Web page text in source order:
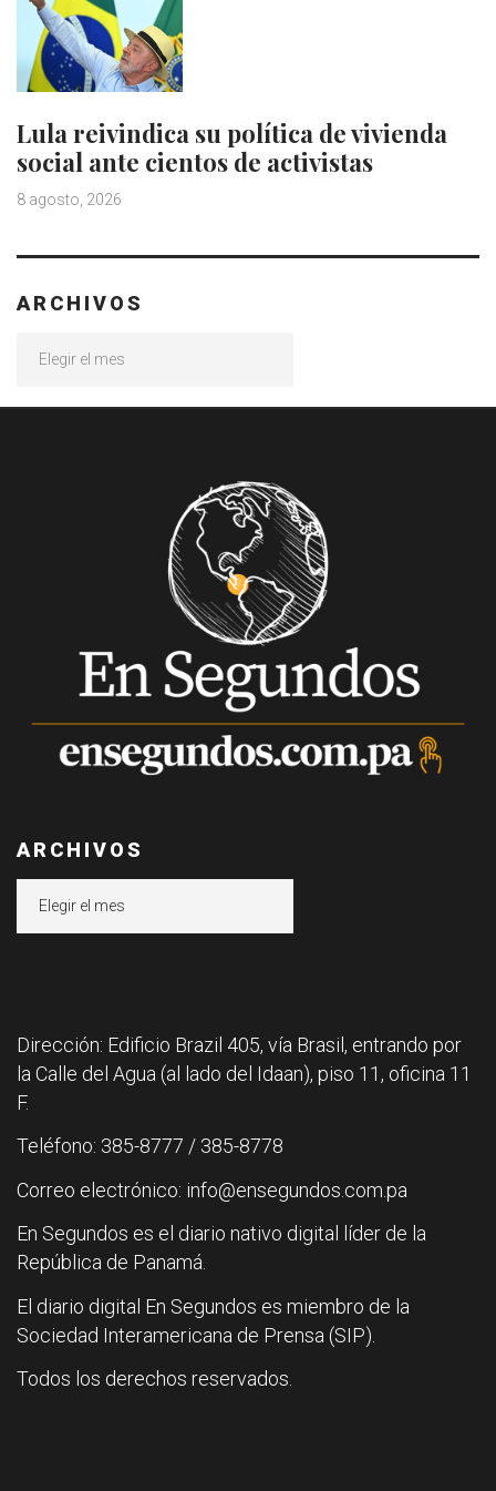
Lula reivindica su política de vivienda
social ante cientos de activistas
8 agosto, 2026
ARCHIVOS
ARCHIVOS
Dirección: Edificio Brazil 405, vía Brasil, entrando por
la Calle del Agua (al lado del Idaan), piso 11, oficina 11
F.
Teléfono: 385-8777 / 385-8778
Correo electrónico: info@ensegundos.com.pa
En Segundos es el diario nativo digital líder de la
República de Panamá.
El diario digital En Segundos es miembro de la
Sociedad Interamericana de Prensa (SIP).
Todos los derechos reservados.